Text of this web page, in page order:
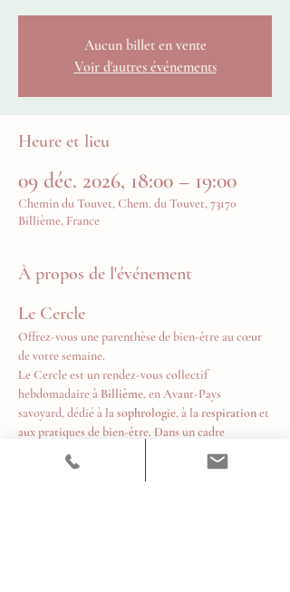
Aucun billet en vente
Voir d'autres événements
Heure et lieu
09 déc. 2026, 18:00 – 19:00
Chemin du Touvet, Chem. du Touvet, 73170
Billième, France
À propos de l'événement
Le Cercle
Offrez-vous une parenthèse de bien-être au cœur
de votre semaine.
Le Cercle est un rendez-vous collectif
hebdomadaire à Billième, en Avant-Pays
savoyard, dédié à la sophrologie, à la respiration et
aux pratiques de bien-être. Dans un cadre
chaleureux et bienveillant, chacun est invité à
prendre un temps pour soi, relâcher les tensions,